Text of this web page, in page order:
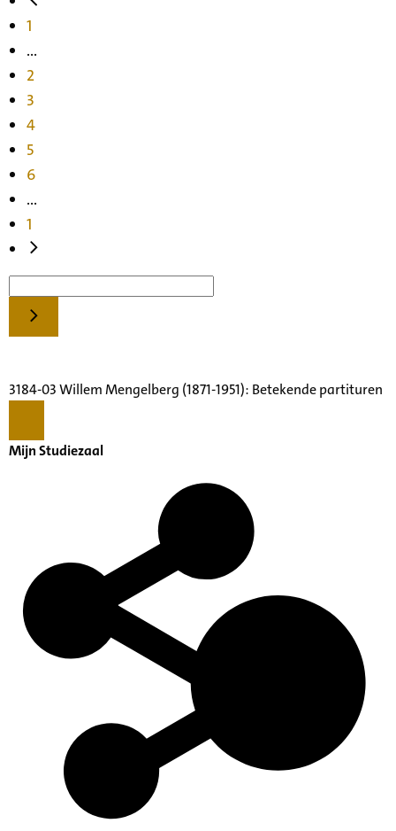
1
...
2
3
4
5
6
...
1
3184-03 Willem Mengelberg (1871-1951): Betekende partituren
Mijn Studiezaal